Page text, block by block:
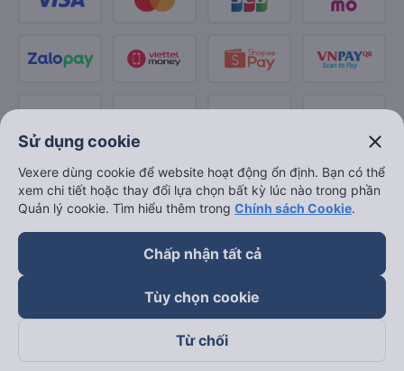
Sử dụng cookie close
Vexere dùng cookie để website hoạt động ổn định. Bạn có thể
xem chi tiết hoặc thay đổi lựa chọn bất kỳ lúc nào trong phần
Quản lý cookie. Tìm hiểu thêm trong Chính sách Cookie.
Chấp nhận tất cả
Tùy chọn cookie
Từ chối